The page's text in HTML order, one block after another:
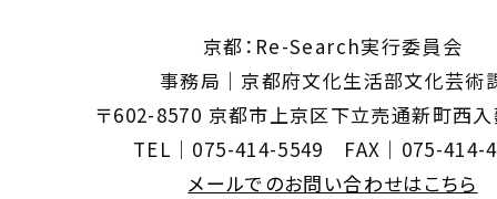
京都：Re-Search実行委員会
事務局｜京都府文化生活部文化芸術
〒602-8570 京都市上京区下立売通新町西入
TEL｜075-414-5549 FAX｜075-414-
メールでのお問い合わせはこちら